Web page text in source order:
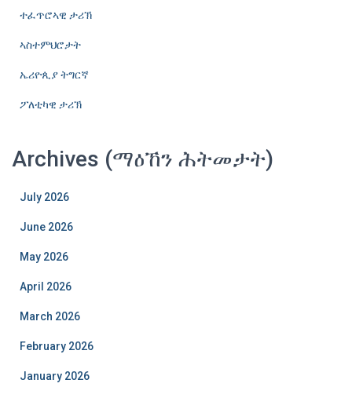
ተፈጥሮኣዊ ታሪኽ
ኣስተምህሮታት
ኤሪዮጲያ ትግርኛ
ፖለቲካዊ ታሪኽ
Archives (ማዕኸን ሕትመታት)
July 2026
June 2026
May 2026
April 2026
March 2026
February 2026
January 2026